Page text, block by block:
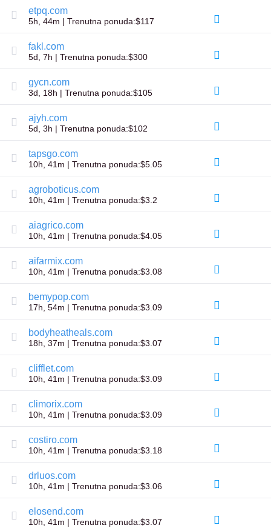
Pretraga
Pretraga
domena
Pretraga
AI
domena
Pretraga
domena
u
velikom
obimu
Pretraga
IDN-
ova
Napredna
pretraga
Prenos
Transfer
domena
Prenos
domena
u
masi
TLD
(Top-
Level
Domain)
нивоа
Cene
domena
domena
vlasnika
domena
Predlog
alat
za
Brisanje
milosti
Bezbednost
domena
Upravljanje
domenima
API
Aftermarket
Upravljajte
etpq.com
5h, 44m | Trenutna ponuda:$117
fakl.com
5d, 7h | Trenutna ponuda:$300
gycn.com
3d, 18h | Trenutna ponuda:$105
ajyh.com
5d, 3h | Trenutna ponuda:$102
tapsgo.com
10h, 41m | Trenutna ponuda:$5.05
agroboticus.com
10h, 41m | Trenutna ponuda:$3.2
aiagrico.com
10h, 41m | Trenutna ponuda:$4.05
aifarmix.com
10h, 41m | Trenutna ponuda:$3.08
bemypop.com
17h, 54m | Trenutna ponuda:$3.09
bodyheatheals.com
18h, 37m | Trenutna ponuda:$3.07
clifflet.com
10h, 41m | Trenutna ponuda:$3.09
climorix.com
10h, 41m | Trenutna ponuda:$3.09
costiro.com
10h, 41m | Trenutna ponuda:$3.18
drluos.com
10h, 41m | Trenutna ponuda:$3.06
elosend.com
10h, 41m | Trenutna ponuda:$3.07